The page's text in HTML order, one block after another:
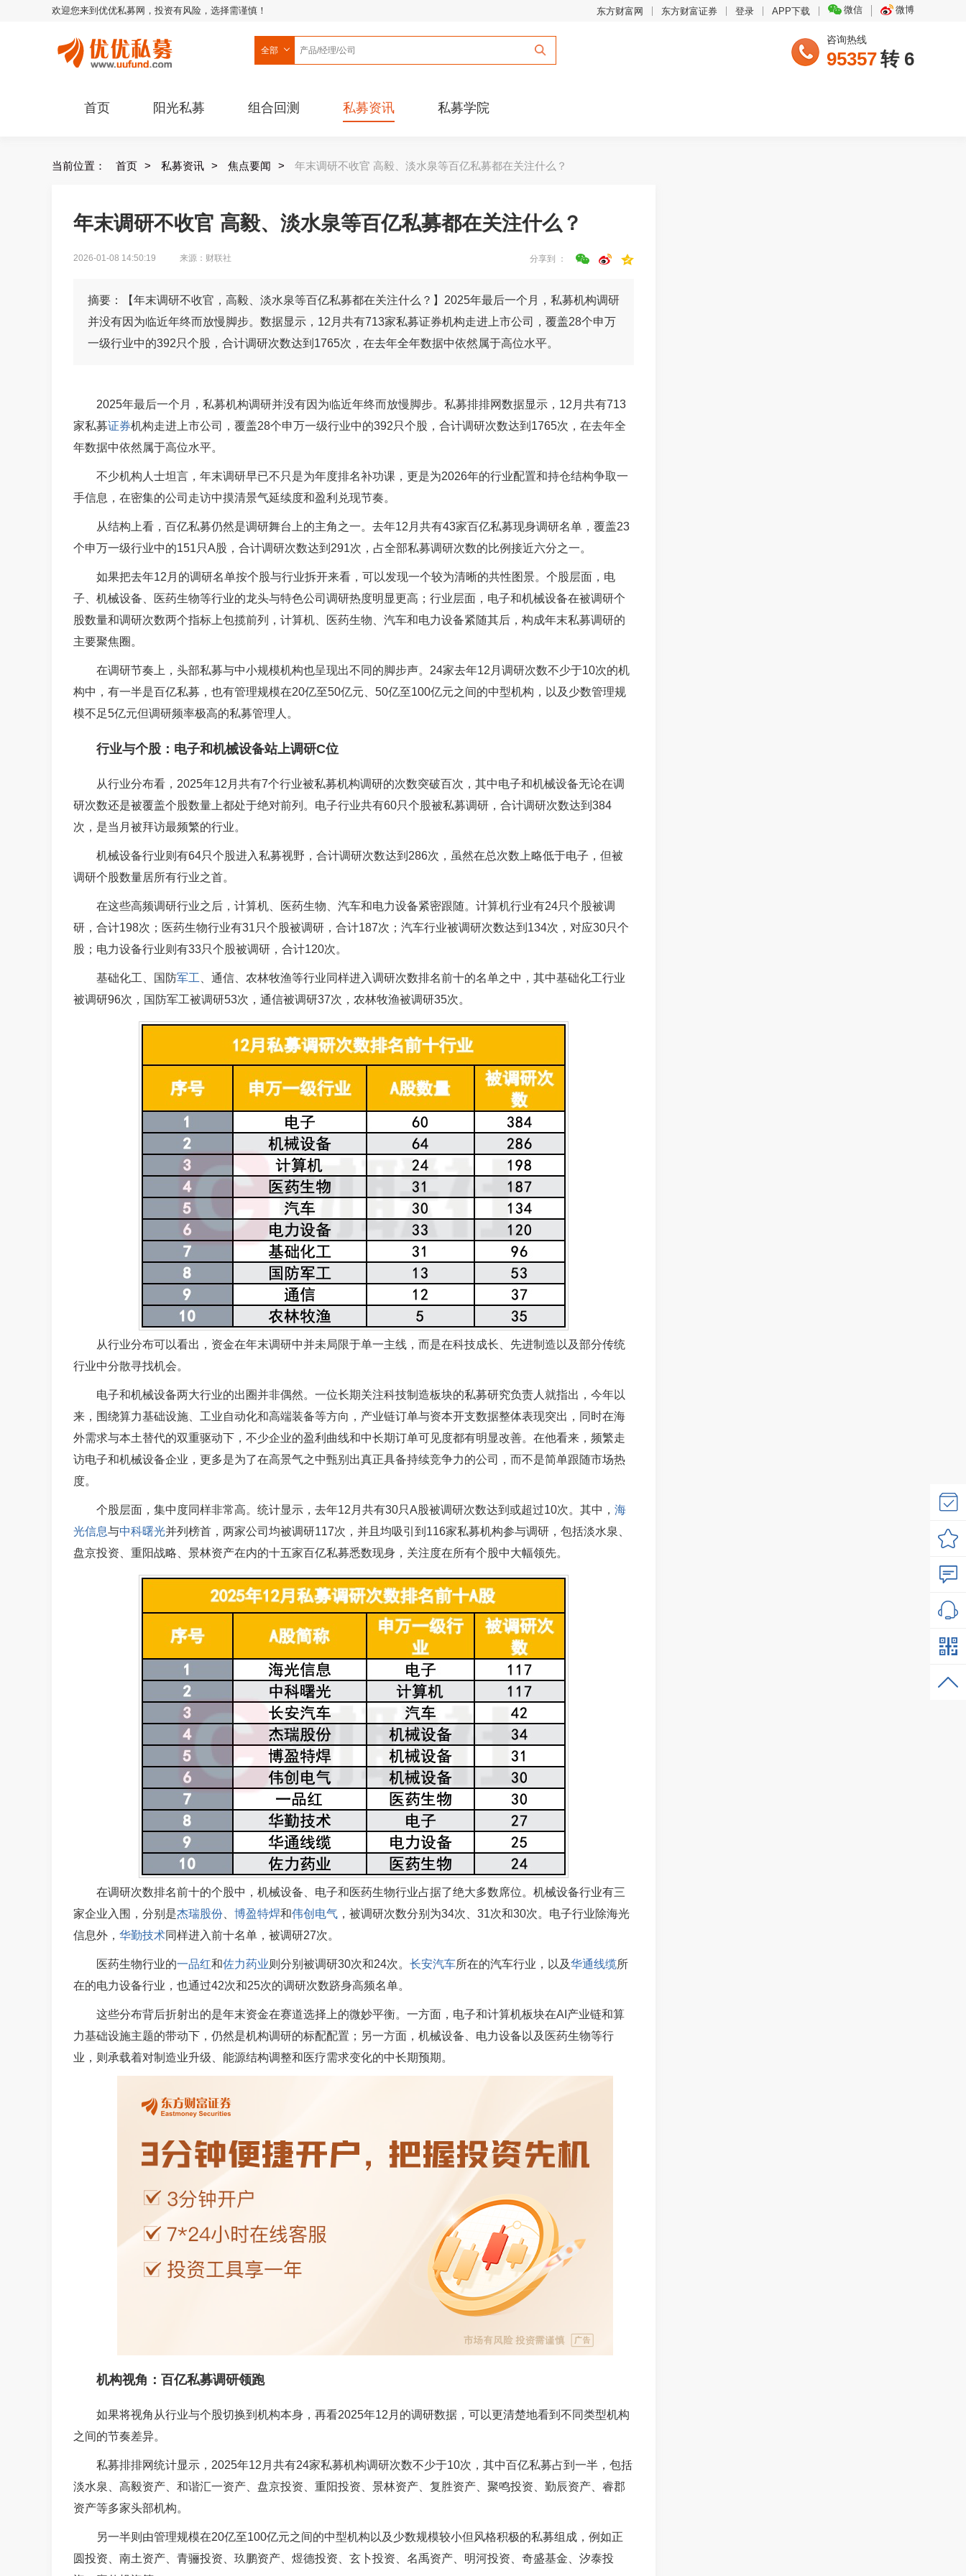
欢迎您来到优优私募网，投资有风险，选择需谨慎！ 东方财富网 东方财富证券 登录 APP下载 微信 微博
全部
咨询热线
95357转 6
首页 阳光私募 组合回测 私募资讯 私募学院
当前位置： 首页 > 私募资讯 > 焦点要闻 > 年末调研不收官 高毅、淡水泉等百亿私募都在关注什么？
年末调研不收官 高毅、淡水泉等百亿私募都在关注什么？
2026-01-08 14:50:19 来源：财联社 分享到 ：
摘要：【年末调研不收官，高毅、淡水泉等百亿私募都在关注什么？】2025年最后一个月，私募机构调研
并没有因为临近年终而放慢脚步。数据显示，12月共有713家私募证券机构走进上市公司，覆盖28个申万
一级行业中的392只个股，合计调研次数达到1765次，在去年全年数据中依然属于高位水平。
2025年最后一个月，私募机构调研并没有因为临近年终而放慢脚步。私募排排网数据显示，12月共有713
家私募证券机构走进上市公司，覆盖28个申万一级行业中的392只个股，合计调研次数达到1765次，在去年全
年数据中依然属于高位水平。
不少机构人士坦言，年末调研早已不只是为年度排名补功课，更是为2026年的行业配置和持仓结构争取一
手信息，在密集的公司走访中摸清景气延续度和盈利兑现节奏。
从结构上看，百亿私募仍然是调研舞台上的主角之一。去年12月共有43家百亿私募现身调研名单，覆盖23
个申万一级行业中的151只A股，合计调研次数达到291次，占全部私募调研次数的比例接近六分之一。
如果把去年12月的调研名单按个股与行业拆开来看，可以发现一个较为清晰的共性图景。个股层面，电
子、机械设备、医药生物等行业的龙头与特色公司调研热度明显更高；行业层面，电子和机械设备在被调研个
股数量和调研次数两个指标上包揽前列，计算机、医药生物、汽车和电力设备紧随其后，构成年末私募调研的
主要聚焦圈。
在调研节奏上，头部私募与中小规模机构也呈现出不同的脚步声。24家去年12月调研次数不少于10次的机
构中，有一半是百亿私募，也有管理规模在20亿至50亿元、50亿至100亿元之间的中型机构，以及少数管理规
模不足5亿元但调研频率极高的私募管理人。
行业与个股：电子和机械设备站上调研C位
从行业分布看，2025年12月共有7个行业被私募机构调研的次数突破百次，其中电子和机械设备无论在调
研次数还是被覆盖个股数量上都处于绝对前列。电子行业共有60只个股被私募调研，合计调研次数达到384
次，是当月被拜访最频繁的行业。
机械设备行业则有64只个股进入私募视野，合计调研次数达到286次，虽然在总次数上略低于电子，但被
调研个股数量居所有行业之首。
在这些高频调研行业之后，计算机、医药生物、汽车和电力设备紧密跟随。计算机行业有24只个股被调
研，合计198次；医药生物行业有31只个股被调研，合计187次；汽车行业被调研次数达到134次，对应30只个
股；电力设备行业则有33只个股被调研，合计120次。
基础化工、国防军工
、通信、农林牧渔等行业同样进入调研次数排名前十的名单之中，其中基础化工行业
被调研96次，国防军工被调研53次，通信被调研37次，农林牧渔被调研35次。
从行业分布可以看出，资金在年末调研中并未局限于单一主线，而是在科技成长、先进制造以及部分传统
行业中分散寻找机会。
电子和机械设备两大行业的出圈并非偶然。一位长期关注科技制造板块的私募研究负责人就指出，今年以
来，围绕算力基础设施、工业自动化和高端装备等方向，产业链订单与资本开支数据整体表现突出，同时在海
外需求与本土替代的双重驱动下，不少企业的盈利曲线和中长期订单可见度都有明显改善。在他看来，频繁走
访电子和机械设备企业，更多是为了在高景气之中甄别出真正具备持续竞争力的公司，而不是简单跟随市场热
度。
个股层面，集中度同样非常高。统计显示，去年12月共有30只A股被调研次数达到或超过10次。其中， 海
光信息与中科曙光并列榜首，两家公司均被调研117次，并且均吸引到116家私募机构参与调研，包括淡水泉、
盘京投资、重阳战略、景林资产在内的十五家百亿私募悉数现身，关注度在所有个股中大幅领先。
在调研次数排名前十的个股中，机械设备、电子和医药生物行业占据了绝大多数席位。机械设备行业有三
家企业入围，分别是杰瑞股份 博盈特焊和伟创电气 ，被调研次数分别为34次、31次和30次。电子行业除海光
信息外， 华勤技术同样进入前十名单，被调研27次。
医药生物行业的一品红和佐力药业则分别被调研30次和24次。 长安汽车所在的汽车行业，以及华通线缆所
在的电力设备行业，也通过42次和25次的调研次数跻身高频名单。
这些分布背后折射出的是年末资金在赛道选择上的微妙平衡。一方面，电子和计算机板块在AI产业链和算
力基础设施主题的带动下，仍然是机构调研的标配配置；另一方面，机械设备、电力设备以及医药生物等行
业，则承载着对制造业升级、能源结构调整和医疗需求变化的中长期预期。
机构视角：百亿私募调研领跑
如果将视角从行业与个股切换到机构本身，再看2025年12月的调研数据，可以更清楚地看到不同类型机构
之间的节奏差异。
私募排排网统计显示，2025年12月共有24家私募机构调研次数不少于10次，其中百亿私募占到一半，包括
淡水泉、高毅资产、和谐汇一资产、盘京投资、重阳投资、景林资产、复胜资产、聚鸣投资、勤辰资产、睿郡
资产等多家头部机构。
另一半则由管理规模在20亿至100亿元之间的中型机构以及少数规模较小但风格积极的私募组成，例如正
圆投资、南土资产、青骊投资、玖鹏资产、煜德投资、玄卜投资、名禹资产、明河投资、奇盛基金、汐泰投